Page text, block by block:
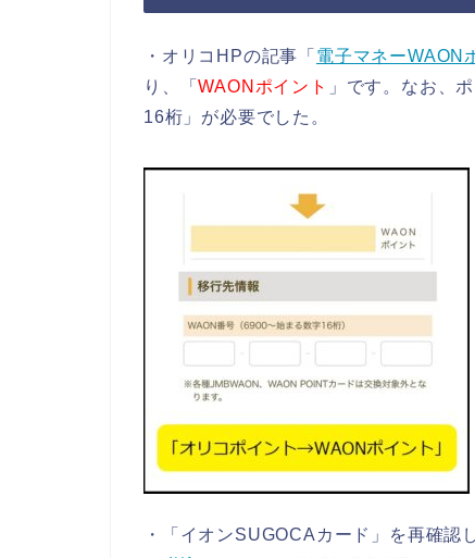
・オリコHPの記事「 電子マネーWAON
り、「WAONポイント
」です。なお、
16桁」が必要でした。
・「イオンSUGOCAカード」を再確認